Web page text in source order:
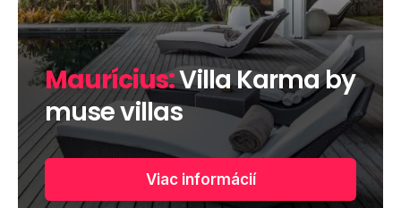
Maurícius:Villa Karma by
muse villas
Viac informácií